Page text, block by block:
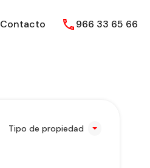
Contacto 966 33 65 66
Tipo de propiedad